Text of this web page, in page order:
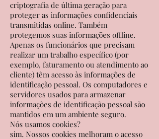
criptografia de última geração para
proteger as informações confidenciais
transmitidas online. Também
protegemos suas informações offline.
Apenas os funcionários que precisam
realizar um trabalho específico (por
exemplo, faturamento ou atendimento ao
cliente) têm acesso às informações de
identificação pessoal. Os computadores e
servidores usados ​​para armazenar
informações de identificação pessoal são
mantidos em um ambiente seguro.
Nós usamos cookies?
sim. Nossos cookies melhoram o acesso